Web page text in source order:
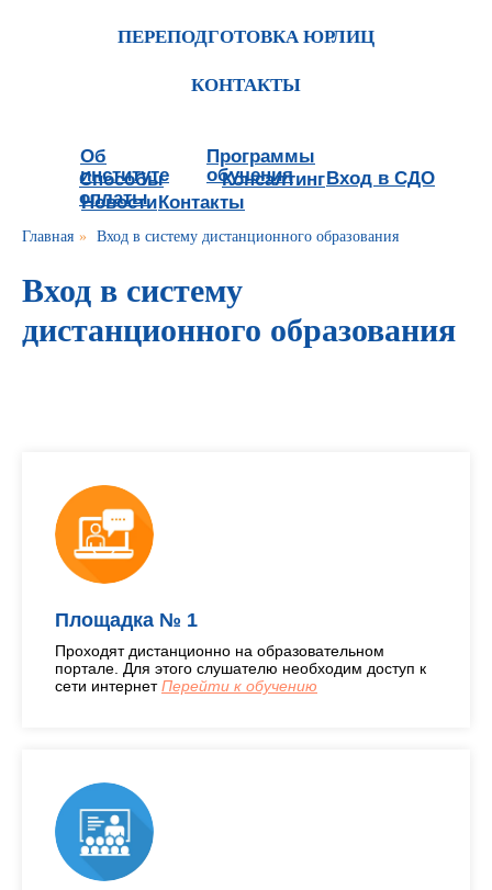
ПЕРЕПОДГОТОВКА ЮРЛИЦ
КОНТАКТЫ
Об
институте
Программы
обучения
Способы
оплаты
Консалтинг
Новости
Вход в СДО
Контакты
Главная » Вход в систему дистанционного образования
Вход в систему
дистанционного образования
Площадка № 1
Проходят дистанционно на образовательном
портале. Для этого слушателю необходим доступ к
сети интернетПерейти к обучению